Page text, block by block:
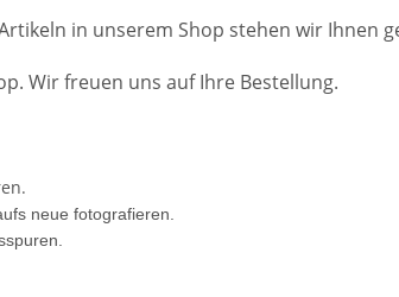
in unserem Shop stehen wir Ihnen
Wir freuen uns auf Ihre Bestellung.
neue fotografieren.